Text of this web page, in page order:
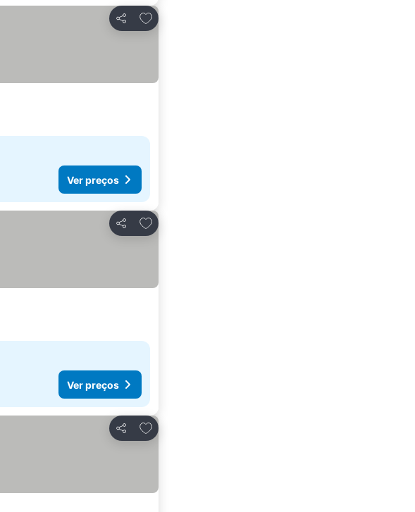
Partilhar
Adicionar aos favoritos
Ver preços
Partilhar
Adicionar aos favoritos
Ver preços
Partilhar
Adicionar aos favoritos